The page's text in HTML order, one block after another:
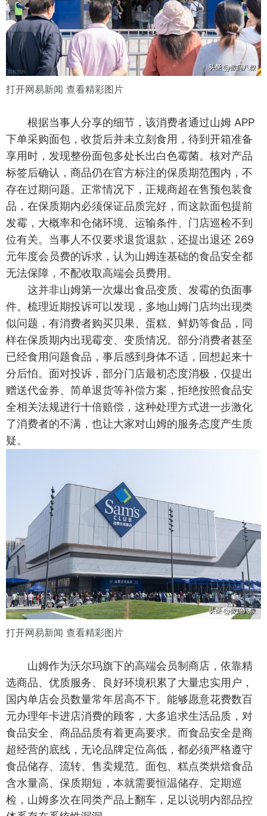
打开网易新闻 查看精彩图片
根据当事人分享的细节，该消费者通过山姆 APP
下单采购面包，收货后并未立刻食用，待到开箱准备
享用时，发现整份面包多处长出白色霉菌。核对产品
标签后确认，商品仍在官方标注的保质期范围内，不
存在过期问题。正常情况下，正规商超在售预包装食
品，在保质期内必须保证品质完好，而这款面包提前
发霉，大概率和仓储环境、运输条件、门店巡检不到
位有关。当事人不仅要求退货退款，还提出退还 269
元年度会员费的诉求，认为山姆连基础的食品安全都
无法保障，不配收取高端会员费用。
这并非山姆第一次爆出食品变质、发霉的负面事
件。梳理近期投诉可以发现，多地山姆门店均出现类
似问题，有消费者购买贝果、蛋糕、鲜奶等食品，同
样在保质期内出现霉变、变质情况。部分消费者甚至
已经食用问题食品，事后感到身体不适，回想起来十
分后怕。面对投诉，部分门店最初态度消极，仅提出
赠送代金券、简单退货等补偿方案，拒绝按照食品安
全相关法规进行十倍赔偿，这种处理方式进一步激化
了消费者的不满，也让大家对山姆的服务态度产生质
疑。
打开网易新闻 查看精彩图片
山姆作为沃尔玛旗下的高端会员制商店，依靠精
选商品、优质服务、良好环境积累了大量忠实用户，
国内单店会员数量常年居高不下。能够愿意花费数百
元办理年卡进店消费的顾客，大多追求生活品质，对
食品安全、商品品质有着更高要求。而食品安全是商
超经营的底线，无论品牌定位高低，都必须严格遵守
食品储存、流转、售卖规范。面包、糕点类烘焙食品
含水量高、保质期短，本就需要恒温储存、定期巡
检，山姆多次在同类产品上翻车，足以说明内部品控